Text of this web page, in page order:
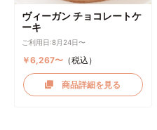
ヴィーガン チョコレートケ
ーキ
ご利用日:8月24日〜
￥6,267〜（税込）
商品詳細を見る